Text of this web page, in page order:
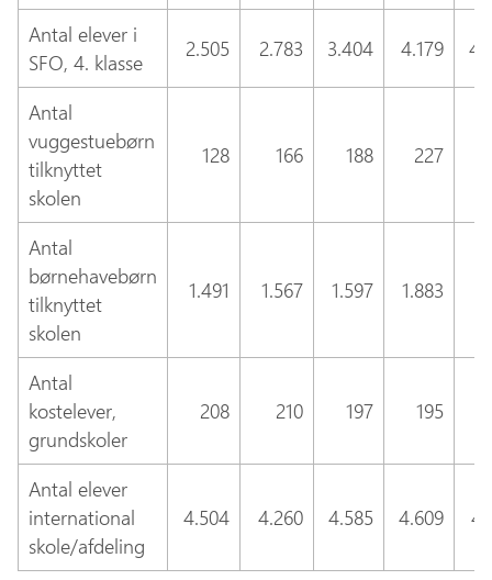
Antal elever i
SFO, 4. klasse
2.505 2.783 3.404 4.179
Antal
vuggestuebørn
tilknyttet
skolen
128 166 188 227
Antal
børnehavebørn
tilknyttet
skolen
1.491 1.567 1.597 1.883
Antal
kostelever,
grundskoler
208 210 197 195
Antal elever
international
skole/afdeling
4.504 4.260 4.585 4.609